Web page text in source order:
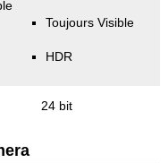
Toujours Visible
HDR
24 bit